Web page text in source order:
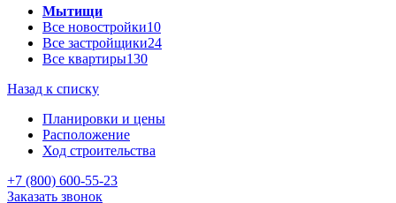
Мытищи
Все новостройки10
Все застройщики24
Все квартиры130
Назад к списку
Планировки и цены
Расположение
Ход строительства
+7 (800) 600-55-23
Заказать звонок